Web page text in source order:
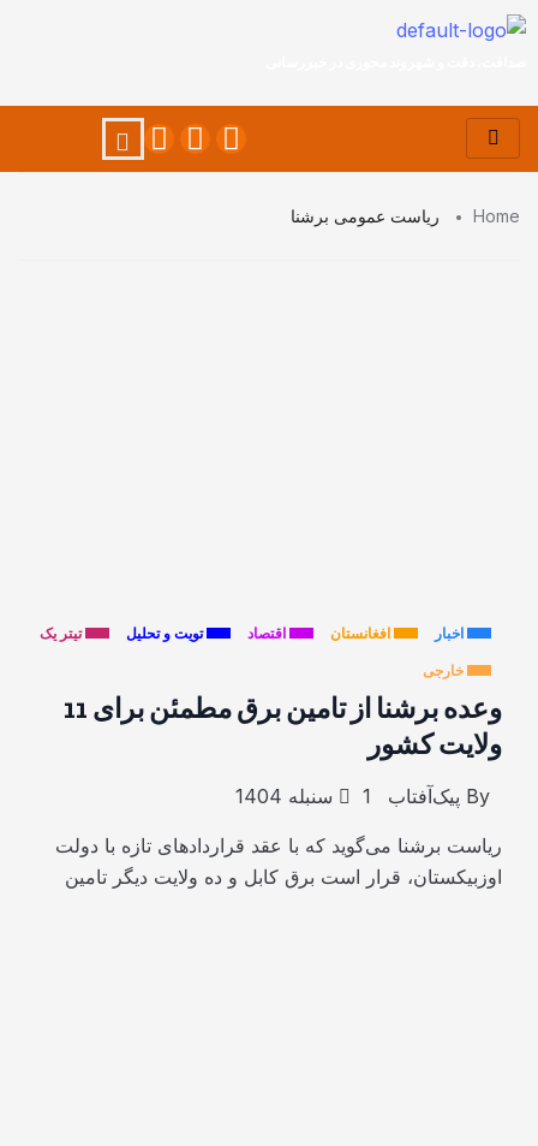
Home ریاست عمومی برشنا
اخبار افغانستان اقتصاد تویت و تحلیل تیتر یک
خارجی
وعده برشنا از تامین برق مطمئن برای 11
ولایت کشور
By پیک‌آفتاب 1 سنبله 1404
ریاست برشنا می‌گوید که با عقد قراردادهای تازه با دولت
اوزبیکستان، قرار است برق کابل و ده ولایت دیگر تامین